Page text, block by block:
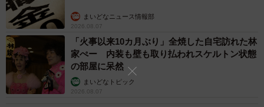
まいどなニュース情報部
2026.08.07
「火事以来10カ月ぶり」全焼した自宅訪れた林
家ぺー 内装も壁も取り払われスケルトン状態
の部屋に呆然
まいどなトピック
2026.08.07